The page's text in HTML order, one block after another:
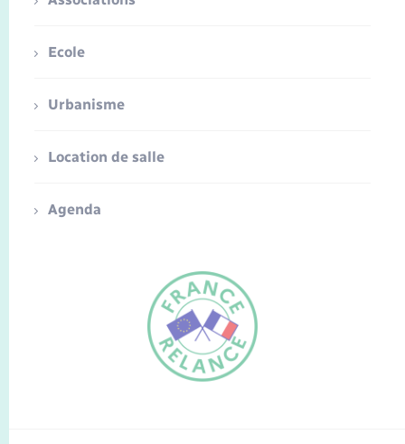
FR
Ecole
Urbanisme
Location de salle
Agenda